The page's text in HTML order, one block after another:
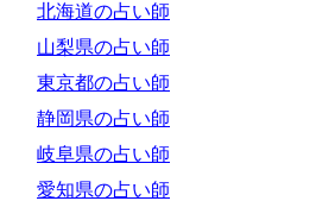
北海道の占い師
山梨県の占い師
東京都の占い師
静岡県の占い師
岐阜県の占い師
愛知県の占い師